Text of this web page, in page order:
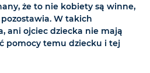
że to nie kobiety są winne,
W takich
ani ojciec dziecka nie mają
pomocy temu dziecku i tej